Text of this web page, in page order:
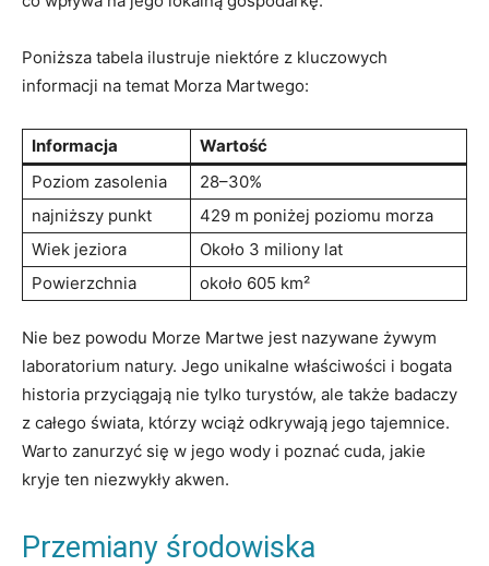
Poniższa tabela ilustruje niektóre z kluczowych
informacji na temat Morza Martwego:
Informacja
Wartość
Poziom zasolenia
28–30%
najniższy punkt
429 m poniżej poziomu morza
Wiek jeziora
Około 3 miliony lat
Powierzchnia
około 605 km²
Nie bez powodu Morze Martwe jest nazywane żywym
laboratorium natury. Jego unikalne właściwości i bogata
historia przyciągają nie tylko turystów, ale także badaczy
z całego świata, którzy wciąż odkrywają jego tajemnice.
Warto zanurzyć się w jego wody i poznać cuda, jakie
kryje ten niezwykły akwen.
Przemiany środowiska